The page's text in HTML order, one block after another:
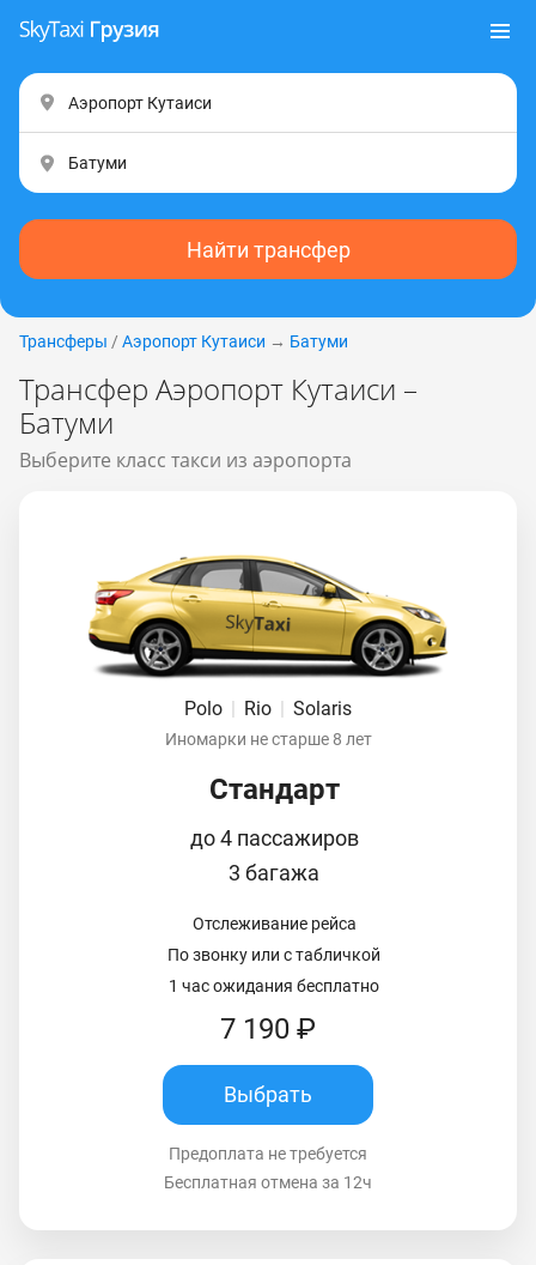
Найти трансфер
Трансферы / Аэропорт Кутаиси → Батуми
Трансфер Аэропорт Кутаиси –
Батуми
Выберите класс такси из аэропорта
Polo | Rio | Solaris
Иномарки не старше 8 лет
Стандарт
до 4 пассажиров
3 багажа
Отслеживание рейса
По звонку или с табличкой
1 час ожидания бесплатно
7 190 ₽
Выбрать
Предоплата не требуется
Бесплатная отмена за 12ч